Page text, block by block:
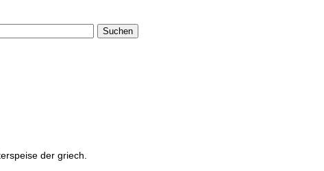
Suchen
der griech.